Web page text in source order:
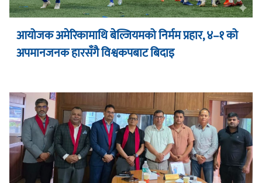
आयोजक अमेरिकामाथि बेल्जियमको निर्मम प्रहार, ४–१ को
अपमानजनक हारसँगै विश्वकपबाट बिदाइ